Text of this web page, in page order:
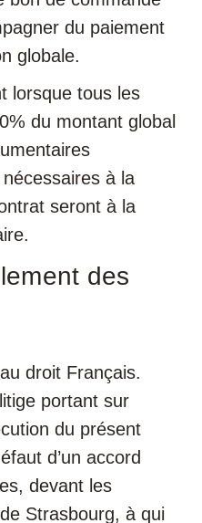
du paiement
globale.
lorsque tous les
du montant global
à la
seront à la
des
droit Français.
portant sur
du présent
d’un accord
devant les
Strasbourg, à qui